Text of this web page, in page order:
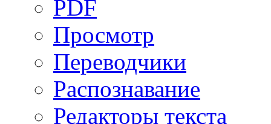
PDF
Просмотр
Переводчики
Распознавание
Редакторы текста